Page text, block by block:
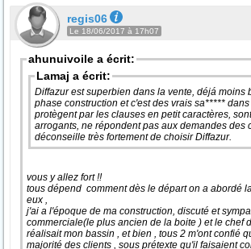
regis06
Le 18/06/2017 à 17h07
ahunuivoile a écrit:
Lamaj a écrit:
Diffazur est superbien dans la vente, déjá moins
phase construction et c'est des vrais sa***** dans
protègent par les clauses en petit caractères,
arrogants, ne répondent pas aux demandes des
déconseille très fortement de choisir Diffazur.
vous y allez fort !!
tous dépend comment dès le départ on a abordé
eux ,
j'ai a l'époque de ma construction, discuté et
commerciale(le plus ancien de la boite ) et le chef
réalisait mon bassin , et bien , tous 2 m'ont confié
majorité des clients , sous prétexte qu'il faisaient